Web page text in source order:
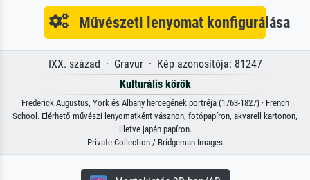
Művészeti lenyomat konfigurálása
IXX. század · Gravur · Kép azonosítója: 81247
Kulturális körök
Frederick Augustus, York és Albany hercegének portréja (1763-1827) · French
School. Elérhető művészi lenyomatként vásznon, fotópapíron, akvarell kartonon,
illetve japán papíron.
Private Collection / Bridgeman Images